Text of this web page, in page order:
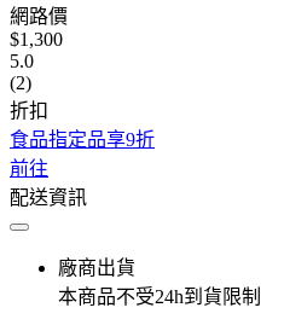
網路價
$1,300
5.0
(2)
折扣
食品指定品享9折
前往
配送資訊
廠商出貨
本商品不受24h到貨限制